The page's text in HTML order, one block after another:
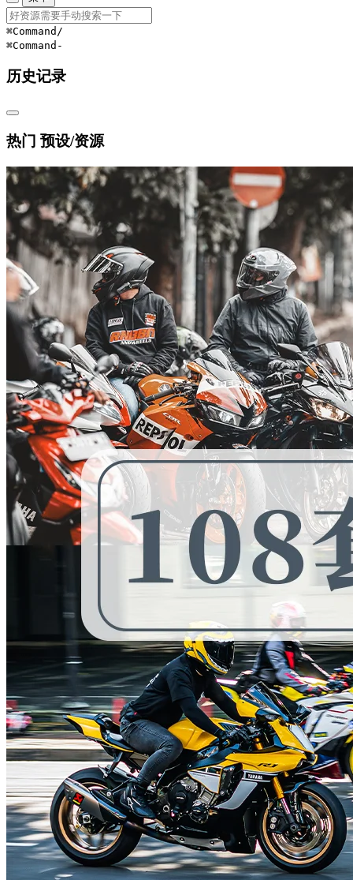
⌘Command /
⌘Command -
历史记录
热门 预设/资源